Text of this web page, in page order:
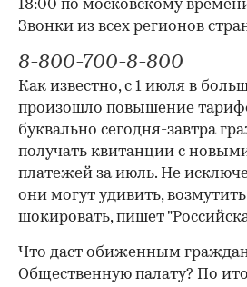
18:00 по московскому
Звонки из всех регионов
8-800-700-8-800
Как известно, с 1 июля в
произошло повышение
буквально сегодня-завтра
получать квитанции с
платежей за июль. Не
они могут удивить,
шокировать, пишет
Что даст обиженным
Общественную палату? По